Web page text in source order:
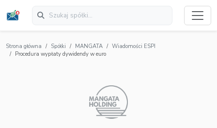
Strona główna Spółki MANGATA
Wiadomości ESPI
Procedura wypłaty dywidendy w euro